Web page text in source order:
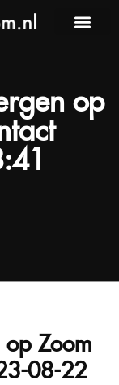
op
op Zoom
08-22